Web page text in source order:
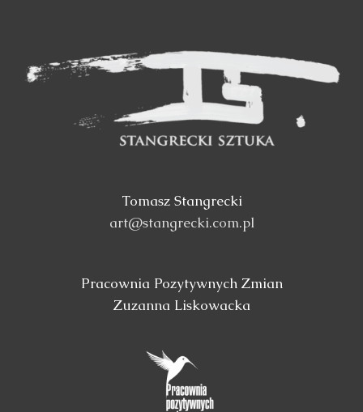
Tomasz Stangrecki
art@stangrecki.com.pl
Pracownia Pozytywnych Zmian
Zuzanna Liskowacka